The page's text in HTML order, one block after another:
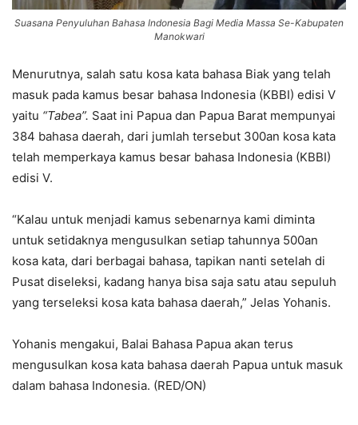
Suasana Penyuluhan Bahasa Indonesia Bagi Media Massa Se-Kabupaten
Manokwari
Menurutnya, salah satu kosa kata bahasa Biak yang telah
masuk pada kamus besar bahasa Indonesia (KBBI) edisi V
yaitu “Tabea”. Saat ini Papua dan Papua Barat mempunyai
384 bahasa daerah, dari jumlah tersebut 300an kosa kata
telah memperkaya kamus besar bahasa Indonesia (KBBI)
edisi V.
“Kalau untuk menjadi kamus sebenarnya kami diminta
untuk setidaknya mengusulkan setiap tahunnya 500an
kosa kata, dari berbagai bahasa, tapikan nanti setelah di
Pusat diseleksi, kadang hanya bisa saja satu atau sepuluh
yang terseleksi kosa kata bahasa daerah,” Jelas Yohanis.
Yohanis mengakui, Balai Bahasa Papua akan terus
mengusulkan kosa kata bahasa daerah Papua untuk masuk
dalam bahasa Indonesia. (RED/ON)